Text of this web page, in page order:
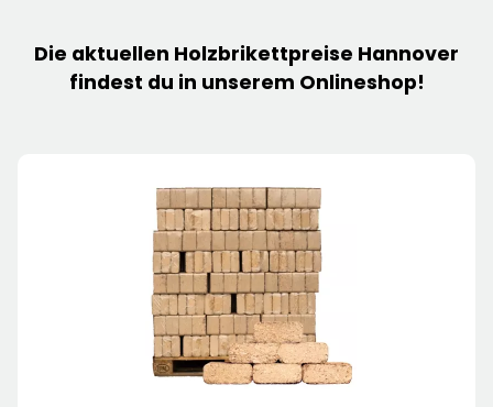
Die aktuellen Holzbrikettpreise Hannover
findest du in unserem Onlineshop!